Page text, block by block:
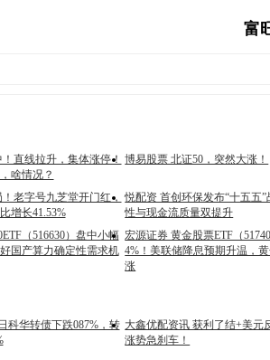
富
直线拉升，集体涨停！
啥情况？
博易股票 北证50，突然大涨！
老字号九芝堂开门红，
增长41.53%
悦配资 首创环保发布“十五五
性与现金流质量双提升
（516630）盘中小幅
国产算力确定性需求机
宏源证券 黄金股票ETF（
4%！美联储降息预期升温，
涨
科华转债下跌087%，转 大鑫优配资讯 获利了结+美元
涨势急刹车！